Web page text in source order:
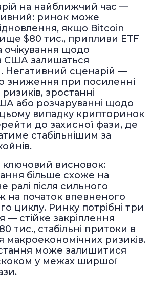
на найближчий час —
ринок може
якщо Bitcoin
$80 тис., припливи ETF
очікування щодо
США залишаться
Негативний сценарій —
зниження при посиленні
зростанні
або розчаруванні щодо
цьому випадку крипторинок
до захисної фази, де
стабільнішим за
ключовий висновок:
більше схоже на
ралі після сильного
на початок впевненого
циклу. Ринку потрібні три
— стійке закріплення
тис., стабільні притоки в
макроекономічних ризиків.
може залишитися
у межах ширшої